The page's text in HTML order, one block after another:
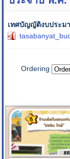
เทศบัญญัติงบประม
Ordering